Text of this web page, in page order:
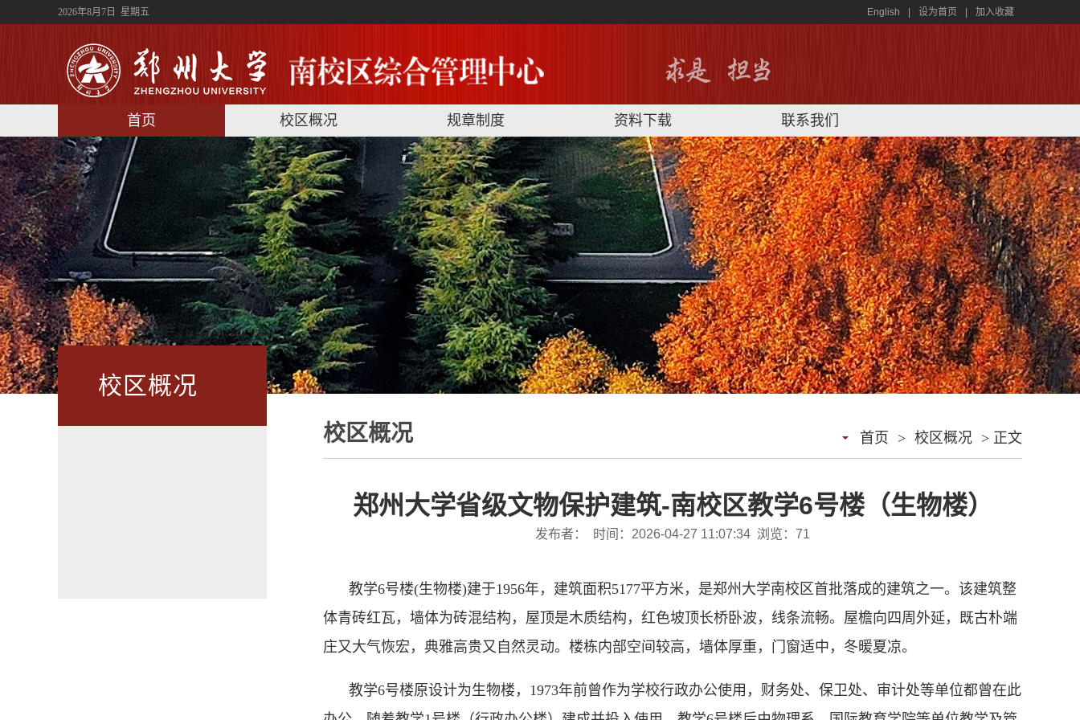
2026年8月7日 星期五 English 设为首页 加入收藏
首页 校区概况 规章制度 资料下载 联系我们
校区概况
校区概况 首页 > 校区概况 > 正文
郑州大学省级文物保护建筑-南校区教学6号楼（生物楼）
发布者： 时间：2026-04-27 11:07:34 浏览： 71
教学6号楼(生物楼)建于1956年， 建筑面积5177平方米，是郑州大学南校区首批落成的建筑之一。该建筑整
体青砖红瓦，墙体为砖混结构，屋顶是木质结构，红色坡顶长桥卧波，线条流畅。屋檐向四周外延，既古朴端
庄又大气恢宏，典雅高贵又自然灵动。楼栋内部空间较高，墙体厚重，门窗适中，冬暖夏凉。
教学6号楼原设计为生物楼，1973年前曾作为学校行政办公使用，财务处、保卫处、审计处等单位都曾在此